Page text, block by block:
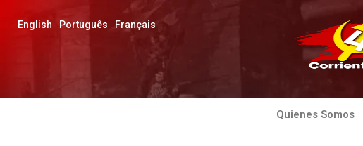
English Português Français
Quienes Somos